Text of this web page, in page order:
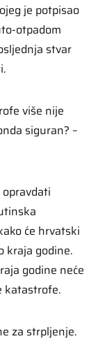
je potpisao
otpadom
stvar
više nije
siguran? –
će hrvatski
kraja godine.
godine neće
katastrofe.
za strpljenje.